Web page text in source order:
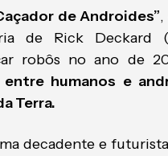
de Androides”,
de Rick Deckard
robôs no ano de
humanos e
Terra.
decadente e